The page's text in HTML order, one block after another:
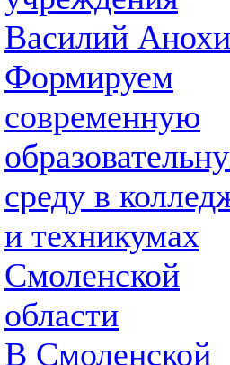
Василий
Формируем
современную
среду в
и техникумах
Смоленской
области
В Смоленской